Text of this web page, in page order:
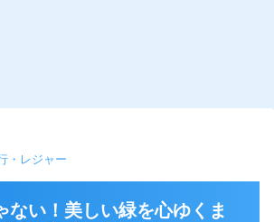
・レジャー
ない！美しい緑を心ゆくま